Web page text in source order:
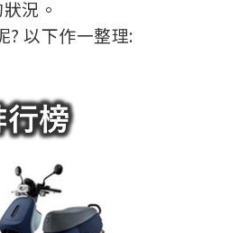
況。
? 以下作一整理: